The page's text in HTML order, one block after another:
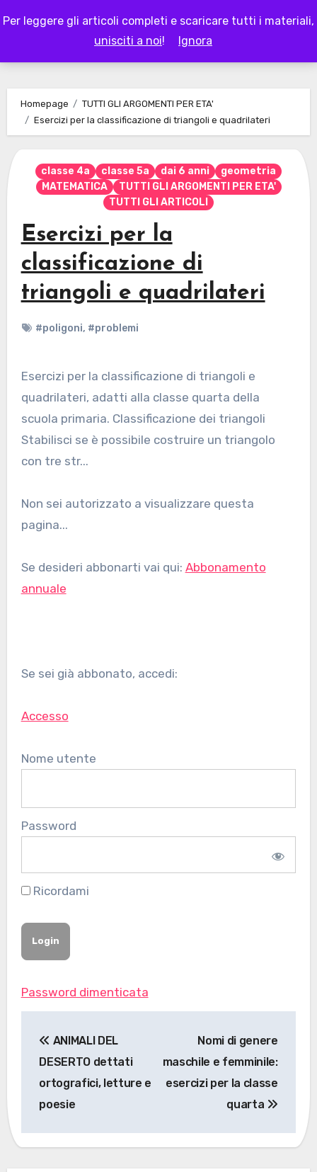
Per leggere gli articoli completi e scaricare tutti i materiali,
unisciti a noi! Ignora
to
LAPAPPADOLCE
Homepage
TUTTI GLI ARGOMENTI PER ETA'
Esercizi per la classificazione di triangoli e quadrilateri
classe 4a classe 5a dai 6 anni
geometria
MATEMATICA
TUTTI GLI ARGOMENTI PER ETA'
TUTTI GLI ARTICOLI
Esercizi per la
classificazione di
triangoli e quadrilateri
#poligoni, #problemi
Esercizi per la classificazione di triangoli e
quadrilateri, adatti alla classe quarta della
scuola primaria. Classificazione dei triangoli
Stabilisci se è possibile costruire un triangolo
con tre str...
Non sei autorizzato a visualizzare questa
pagina...
Se desideri abbonarti vai qui: Abbonamento
annuale
Se sei già abbonato, accedi:
Accesso
Nome utente
Password
Ricordami
Password dimenticata
articoli
ANIMALI DEL
DESERTO dettati
ortografici, letture e
poesie
Nomi di genere
maschile e femminile:
esercizi per la classe
quarta